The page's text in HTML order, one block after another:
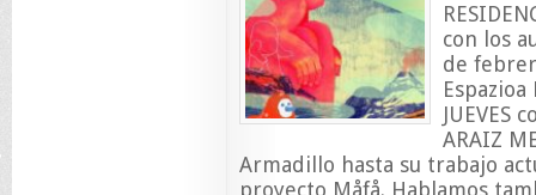
con los
de
Espazioa
JUEVES
ARAIZ
Armadillo hasta su trabajo
proyecto Måfå. Hablamos